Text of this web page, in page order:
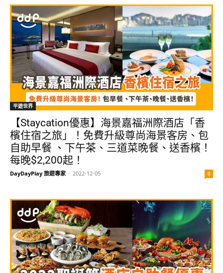
平遊世界
【Staycation優惠】海景嘉福洲際酒店「香
檳住宿之旅」！免費升級尊尚海景客房、包
自助早餐 、下午茶、三道菜晚餐、送香檳！
每晚$2,200起！
DayDayPlay 旅遊專家 - 2022-12-05 0